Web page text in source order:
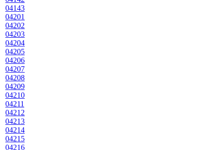
04143
04201
04202
04203
04204
04205
04206
04207
04208
04209
04210
04211
04212
04213
04214
04215
04216